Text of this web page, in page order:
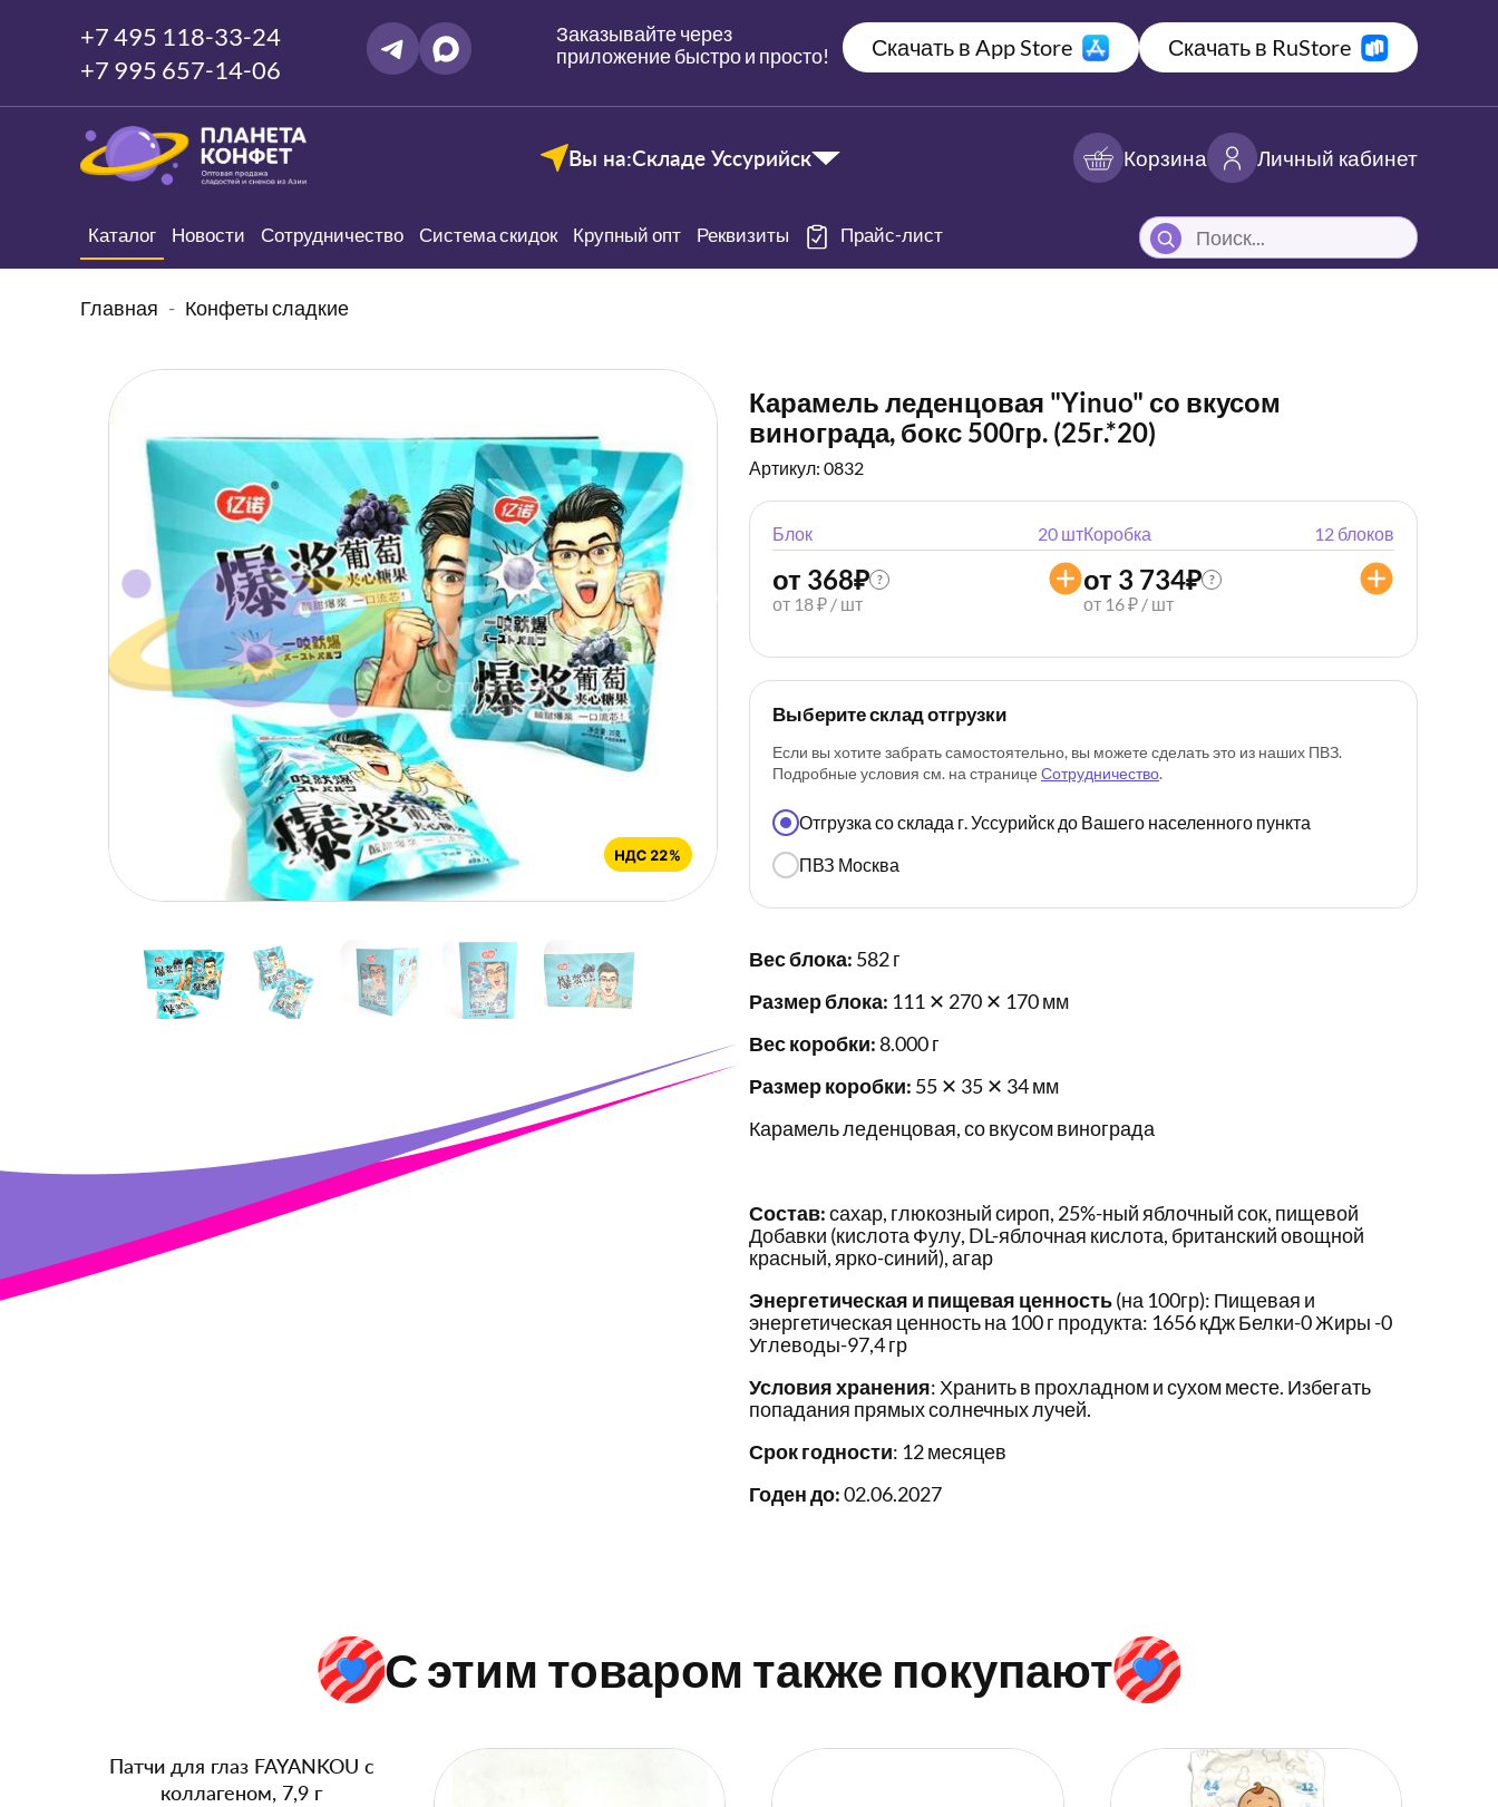
+7 495 118-33-24
+7 995 657-14-06
Заказывайте через
приложение быстро и просто!
Скачать в App Store Скачать в RuStore
Вы на:Складе Уссурийск Корзина Личный кабинет
Каталог Новости Сотрудничество Система скидок Крупный опт Реквизиты Прайс-лист
Главная Конфеты сладкие
Карамель леденцовая "Yinuo" со вкусом
винограда, бокс 500гр. (25г.*20)
Артикул: 0832
Блок 20 шт
от 368₽ ?
от 18 ₽ / шт
Коробка 12 блоков
от 3 734₽ ?
от 16 ₽ / шт
Выберите склад отгрузки
Если вы хотите забрать самостоятельно, вы можете сделать это из наших ПВЗ.
Подробные условия см. на странице Сотрудничество.
Отгрузка со склада г. Уссурийск до Вашего населенного пункта
ПВЗ Москва
Вес блока: 582 г
Размер блока: 111 ✕ 270 ✕ 170 мм
Вес коробки:8.000 г
Размер коробки: 55 ✕ 35 ✕ 34 мм
Карамель леденцовая, со вкусом винограда
Состав:сахар, глюкозный сироп, 25%-ный яблочный сок, пищевой
Добавки (кислота Фулу, DL-яблочная кислота, британский овощной
красный, ярко-синий), агар
Энергетическая и пищевая ценность(на 100гр): Пищевая и
энергетическая ценность на 100 г продукта: 1656 кДж Белки-0 Жиры -0
Углеводы-97,4 гр
Условия хранения: Хранить в прохладном и сухом месте. Избегать
попадания прямых солнечных лучей.
Срок годности: 12 месяцев
Годен до:02.06.2027
С этим товаром также покупают
Патчи для глаз FAYANKOU с
коллагеном, 7,9 г